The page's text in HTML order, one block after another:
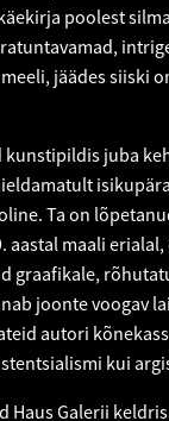
poolest
jäädes siiski
kunstipildis juba
Ta on
aastal maali
graafikale,
joonte voogav
autori
kui
Haus Galerii